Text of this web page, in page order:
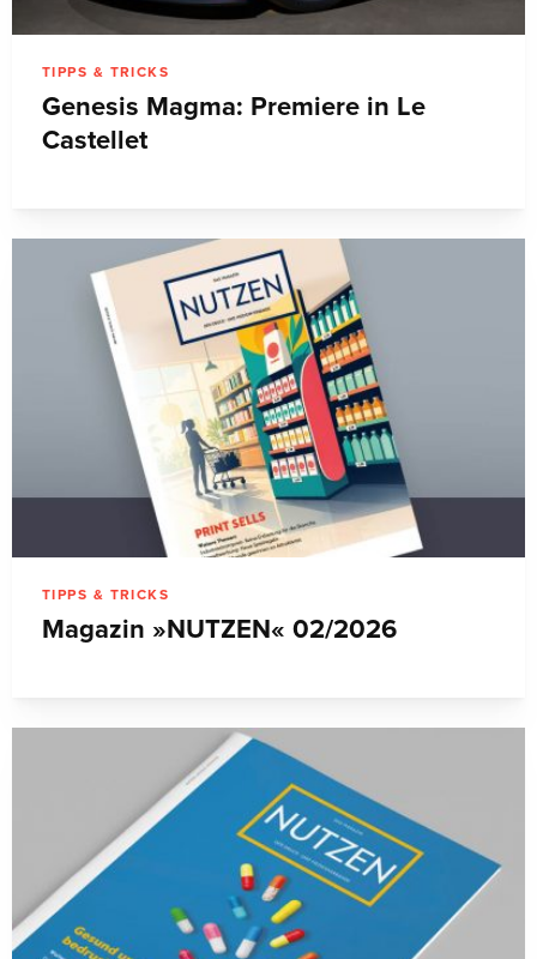
TIPPS & TRICKS
Genesis Magma: Premiere in Le
Castellet
TIPPS & TRICKS
Magazin »NUTZEN« 02/2026